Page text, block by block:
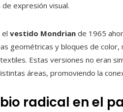
expresión visual.
vestido Mondrian de 1965
geométricas y bloques de
Estas versiones no eran
áreas, promoviendo la
radical en el